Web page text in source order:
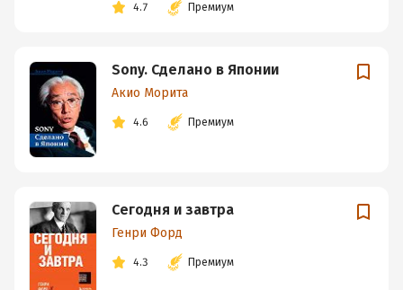
4.7 Премиум
Sony. Сделано в Японии
Акио Морита
4.6 Премиум
Сегодня и завтра
Генри Форд
4.3 Премиум